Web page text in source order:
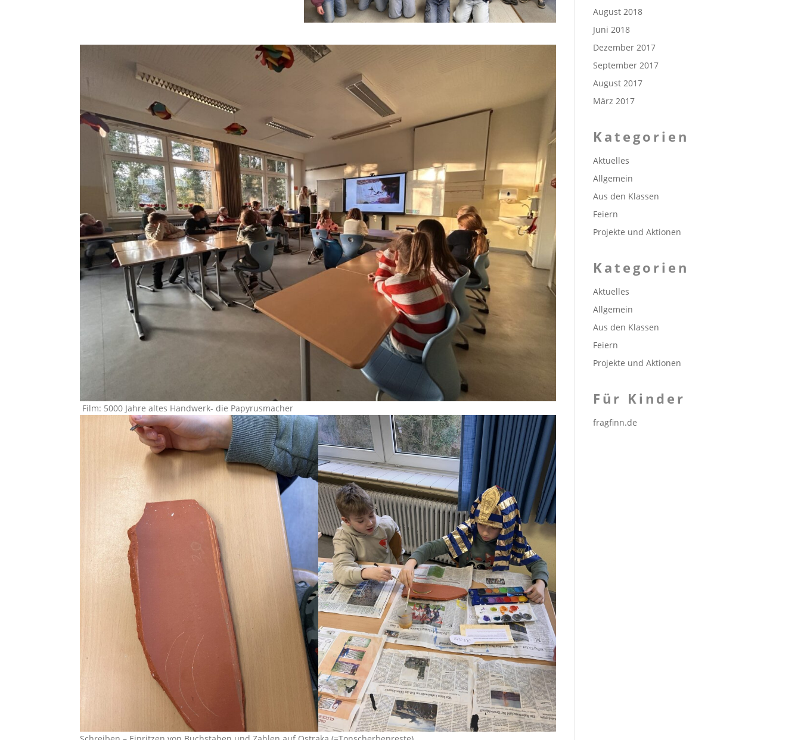
Film: 5000 Jahre altes Handwerk- die Papyrusmacher
August 2018
Juni 2018
Dezember 2017
September 2017
August 2017
März 2017
Kategorien
Aktuelles
Allgemein
Aus den Klassen
Feiern
Projekte und Aktionen
Kategorien
Aktuelles
Allgemein
Aus den Klassen
Feiern
Projekte und Aktionen
Für Kinder
fragfinn.de